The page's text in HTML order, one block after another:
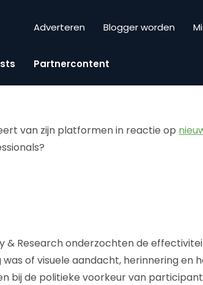
Adverteren Blogger worden
Partnercontent
van zijn platformen in reactie op
& Research onderzochten de
of visuele aandacht, herinnering en
bij de politieke voorkeur van